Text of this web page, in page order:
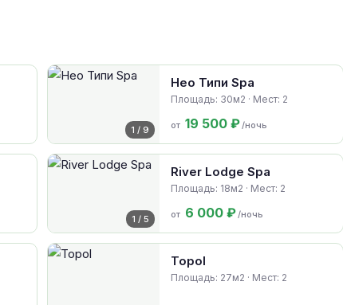
1 / 9
Нео Типи Spa
Площадь: 30м2 · Мест: 2
от 19 500 ₽/ночь
1 / 5
River Lodge Spa
Площадь: 18м2 · Мест: 2
от 6 000 ₽/ночь
Topol
Площадь: 27м2 · Мест: 2